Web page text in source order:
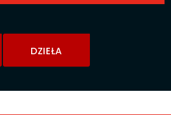
DZIEŁA